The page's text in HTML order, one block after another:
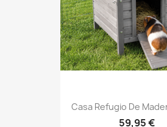
Casa Refugio De
59,95 €